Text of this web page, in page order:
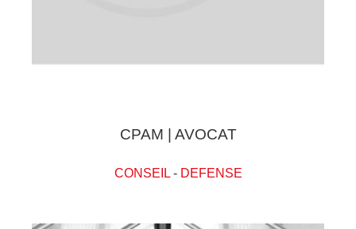
CPAM | AVOCAT
CONSEIL- DEFENSE